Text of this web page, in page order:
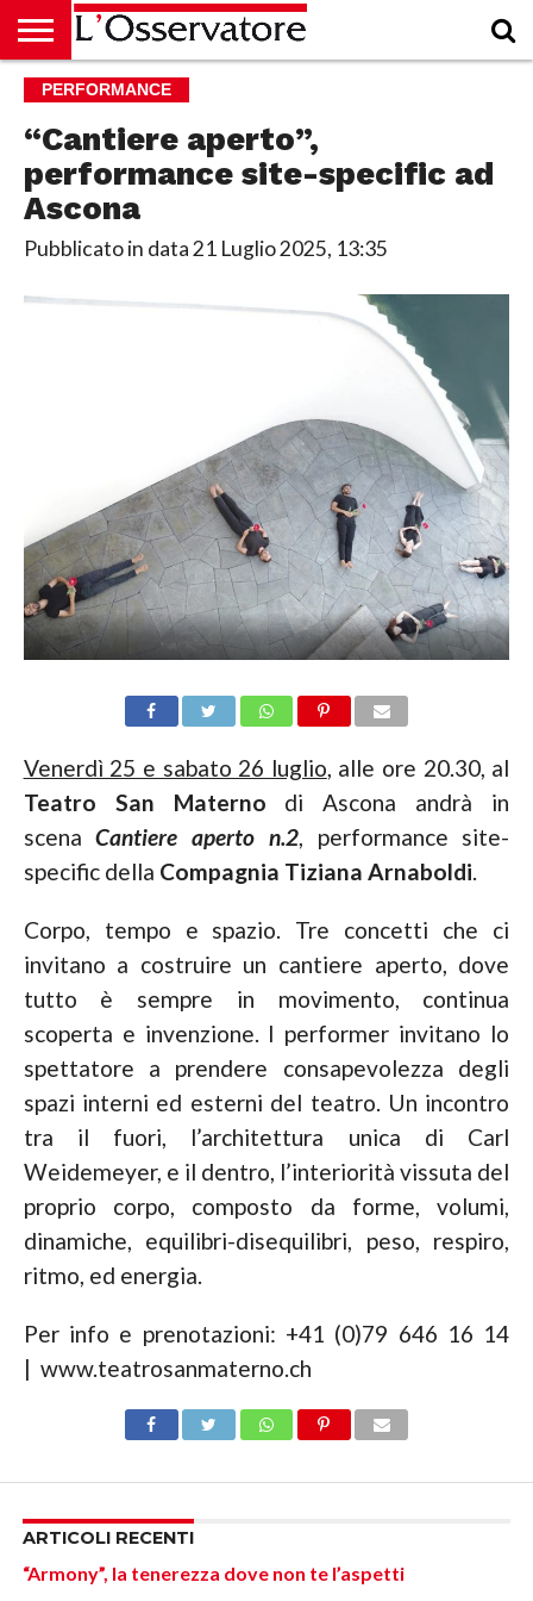
HOME
CULTURA
ECONOMIA
RUBRICHE
ARCHIVIO
PODCAST
ABBONAMENTO
CHI
ACCEDI
PERFORMANCE
“Cantiere aperto”,
performance site-specific ad
Ascona
Pubblicato in data21 Luglio 2025, 13:35
Venerdì 25 e sabato 26 luglio, alle ore 20.30, al
Teatro San Materno di Ascona andrà in
scenaCantiere aperto n.2, performance site-
specific della Compagnia Tiziana Arnaboldi.
Corpo, tempo e spazio. Tre concetti che ci
invitano a costruire un cantiere aperto, dove
tutto è sempre in movimento, continua
scoperta e invenzione. I performer invitano lo
spettatore a prendere consapevolezza degli
spazi interni ed esterni del teatro. Un incontro
tra il fuori, l’architettura unica di Carl
Weidemeyer, e il dentro, l’interiorità vissuta del
proprio corpo, composto da forme, volumi,
dinamiche, equilibri-disequilibri, peso, respiro,
ritmo, ed energia.
Per info e prenotazioni: +41 (0)79 646 16 14
| www.teatrosanmaterno.ch
ARTICOLI RECENTI
“Armony”, la tenerezza dove non te l’aspetti